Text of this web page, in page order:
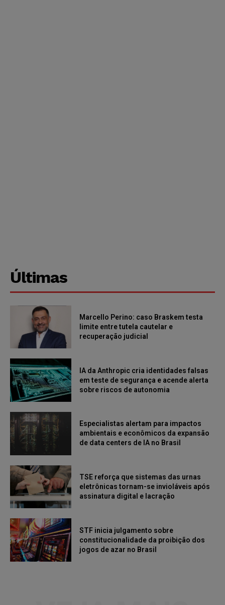
Últimas
Marcello Perino: caso Braskem testa
limite entre tutela cautelar e
recuperação judicial
IA da Anthropic cria identidades falsas
em teste de segurança e acende alerta
sobre riscos de autonomia
Especialistas alertam para impactos
ambientais e econômicos da expansão
de data centers de IA no Brasil
TSE reforça que sistemas das urnas
eletrônicas tornam-se invioláveis após
assinatura digital e lacração
STF inicia julgamento sobre
constitucionalidade da proibição dos
jogos de azar no Brasil